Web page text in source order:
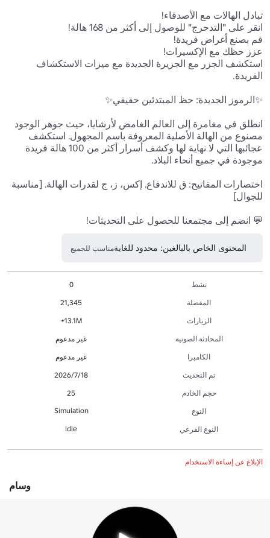
💬 انضم إلى مجتمعنا للحصول على التحديثات!
المحتوى الخاص بالبالغين: محدود للغايةمناسب للجميع
نشط
0
المفضلة
21,345
الزيارات
13.1M+
المحادثة الصوتية
غير مدعوم
الكاميرا
غير مدعوم
تم التحديث
18‏/7‏/2026
حجم الخادم
25
النوع
Simulation
النوع الفرعي Idle
الإبلاغ عن إساءة الاستخدام
وسام